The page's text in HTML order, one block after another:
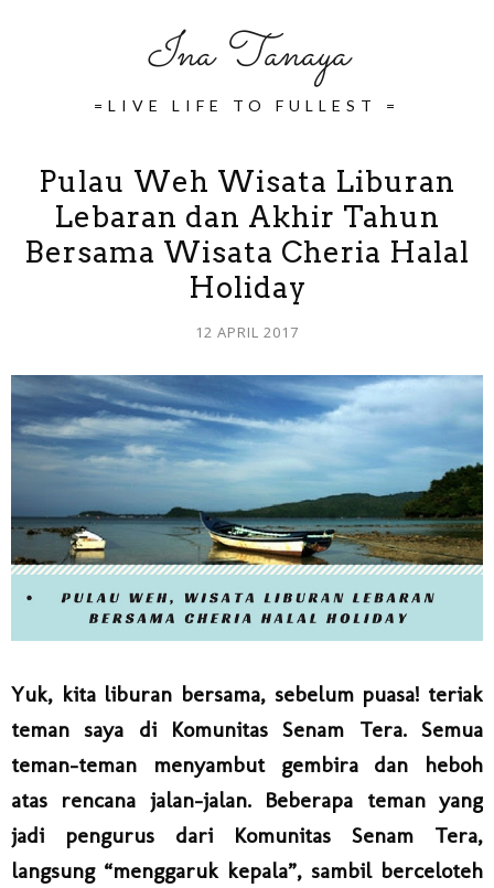
Ina Tanaya
=LIVE LIFE TO FULLEST =
Pulau Weh Wisata Liburan
Lebaran dan Akhir Tahun
Bersama Wisata Cheria Halal
Holiday
12 APRIL 2017
Yuk, kita liburan bersama, sebelum puasa! teriak
teman saya di Komunitas Senam Tera. Semua
teman-teman menyambut gembira dan heboh
atas rencana jalan-jalan. Beberapa teman yang
jadi pengurus dari Komunitas Senam Tera,
langsung “menggaruk kepala”, sambil berceloteh